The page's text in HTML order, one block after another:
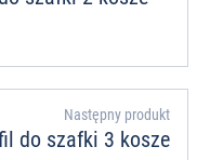
Następny produkt
do szafki 3 kosze